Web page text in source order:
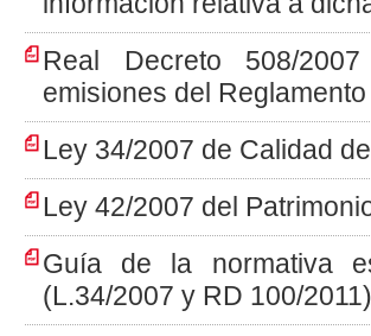
Real Decreto 508/
emisiones del
Ley 34/2007 de Calidad
Ley 42/2007 del
Guía de la normativa
(L.34/2007 y RD 100/2011)